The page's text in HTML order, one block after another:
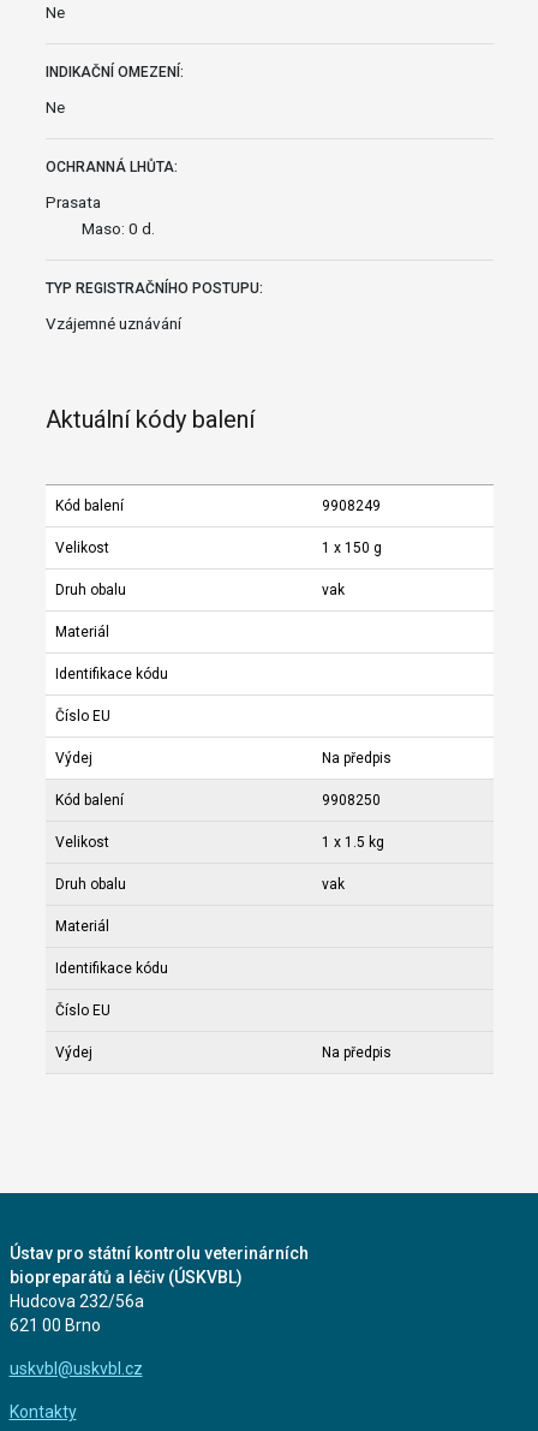
Ne
INDIKAČNÍ OMEZENÍ:
Ne
OCHRANNÁ LHŮTA:
Prasata
Maso: 0 d.
TYP REGISTRAČNÍHO POSTUPU:
Vzájemné uznávání
Aktuální kódy balení
Kód balení 9908249
Velikost 1 x 150 g
Druh obalu vak
Materiál
Identifikace kódu
Číslo EU
Výdej Na předpis
Kód balení 9908250
Velikost 1 x 1.5 kg
Druh obalu vak
Materiál
Identifikace kódu
Číslo EU
Výdej Na předpis
Ústav pro státní kontrolu veterinárních
biopreparátů a léčiv (ÚSKVBL)
Hudcova 232/56a
621 00 Brno
uskvbl@uskvbl.cz
Kontakty